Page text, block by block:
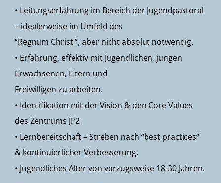
• Leitungserfahrung im Bereich der Jugendpastoral
– idealerweise im Umfeld des
“Regnum Christi”, aber nicht absolut notwendig.
• Erfahrung, effektiv mit Jugendlichen, jungen
Erwachsenen, Eltern und
Freiwilligen zu arbeiten.
• Identifikation mit der Vision & den Core Values
des Zentrums JP2
• Lernbereitschaft – Streben nach “best practices“
& kontinuierlicher Verbesserung.
• Jugendliches Alter von vorzugsweise 18-30 Jahren.